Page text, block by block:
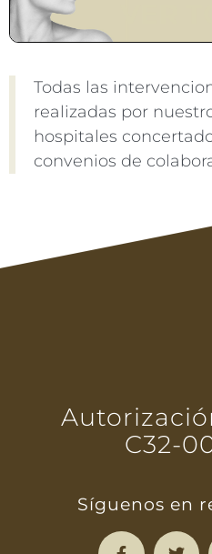
Todas las
realizadas por
hospitales
convenios de
C32-
Síguenos en